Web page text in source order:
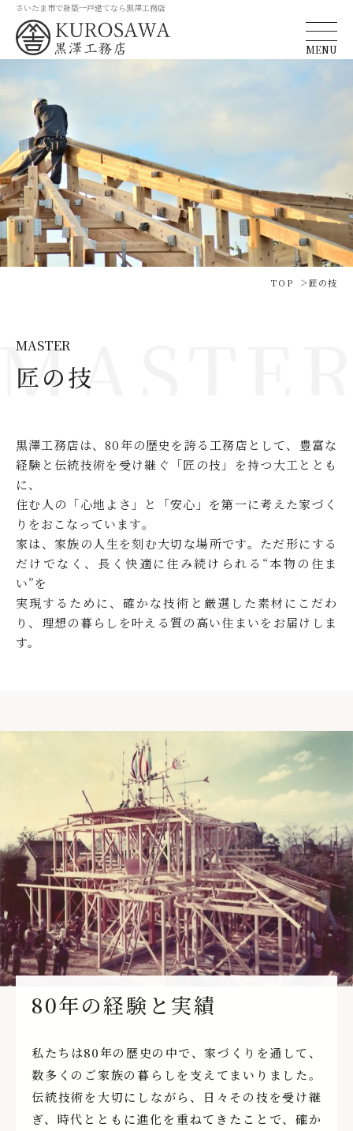
さいたま市で新築一戸建てなら黒澤工務店
MENU
TOP 匠の技
MASTER
匠の技
黒澤工務店は、80年の歴史を誇る工務店として、 豊富な
経験と伝統技術を受け継ぐ「匠の技」を持つ大工ととも
に、
住む人の「心地よさ」と「安心」を第一に考えた家づく
りをおこなっています。
家は、家族の人生を刻む大切な場所です。 ただ形にする
だけでなく、長く快適に住み続けられる“本物の住ま
い”を
実現するために、確かな技術と厳選した素材にこだわ
り、 理想の暮らしを叶える質の高い住まいをお届けしま
す。
80年の経験と実績
私たちは80年の歴史の中で、家づくりを通して、
数多くのご家族の暮らしを支えてまいりました。
伝統技術を大切にしながら、日々その技を受け継
ぎ、時代とともに進化を重ねてきたことで、確か